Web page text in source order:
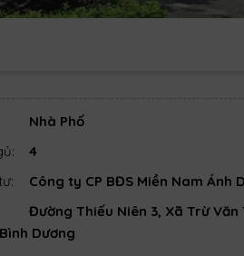
Nhà Phố
4
Công ty CP BĐS Miền Nam Ánh
Đường Thiếu Niên 3, Xã Trừ Văn
Dương